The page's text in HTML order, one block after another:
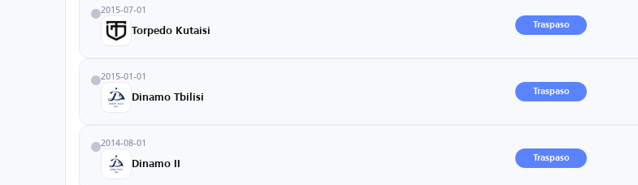
2015-07-01
Torpedo Kutaisi
Traspaso
2015-01-01
Dinamo Tbilisi
Traspaso
2014-08-01
Dinamo II
Traspaso